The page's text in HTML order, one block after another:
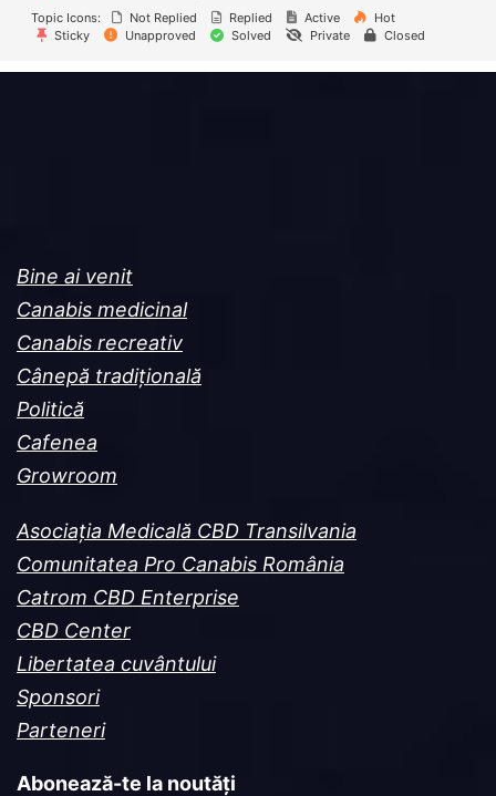
Topic Icons:
Not Replied Replied Active
Hot
Sticky
Unapproved Solved Private Closed
Bine ai venit
Canabis medicinal
Canabis recreativ
Cânepă tradițională
Politică
Cafenea
Growroom
Asociația Medicală CBD Transilvania
Comunitatea Pro Canabis România
Catrom CBD Enterprise
CBD Center
Libertatea cuvântului
Sponsori
Parteneri
Abonează-te la noutăți